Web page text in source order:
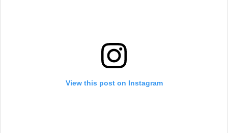
View this post on Instagram